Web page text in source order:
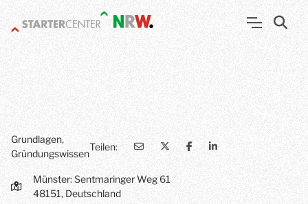
Grundlagen,
Gründungswissen
Teilen:
Münster: Sentmaringer Weg 61
48151, Deutschland